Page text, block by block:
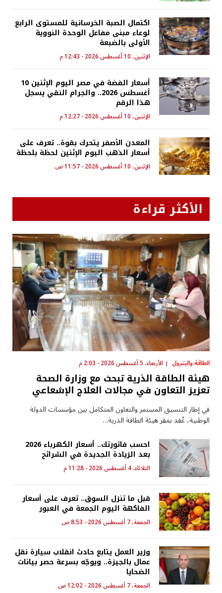
اكتمال الصبة الخرسانية للمستوى الرابع
لوعاء مبنى مفاعل الوحدة النووية
الأولى بالضبعة
الإثنين، 10 أغسطس 2026 - 12:43 م
أسعار الفضة في مصر اليوم الإثنين 10
أغسطس 2026.. والجرام النقي يسجل
هذا الرقم
الإثنين، 10 أغسطس 2026 - 12:27 م
المعدن الأصفر يتحرك بقوة.. تعرف على
أسعار الذهب اليوم الإثنين لحظة بلحظة
الإثنين، 10 أغسطس 2026 - 11:57 ص
الأكثر قراءة
الطاقة والبترول الأربعاء، 5 أغسطس 2026 - 2:03 م
هيئة الطاقة الذرية تبحث مع وزارة الصحة
تعزيز التعاون في مجالات العلاج الإشعاعي
في إطار التنسيق المستمر والتعاون المتكامل بين مؤسسات الدولة
الوطنية، عُقد بمقر هيئة الطاقة الذرية…
احسب فاتورتك.. أسعار الكهرباء 2026
بعد الزيادة الجديدة في الشرائح
الثلاثاء، 4 أغسطس 2026 - 11:28 م
قبل ما تنزل السوق.. تعرف على أسعار
الفاكهة اليوم الجمعة في العبور
الجمعة، 7 أغسطس 2026 - 8:53 ص
وزير العمل يتابع حادث انقلاب سيارة نقل
عمال بالجيزة.. ويوجّه بسرعة حصر بيانات
الضحايا
الجمعة، 7 أغسطس 2026 - 12:02 ص